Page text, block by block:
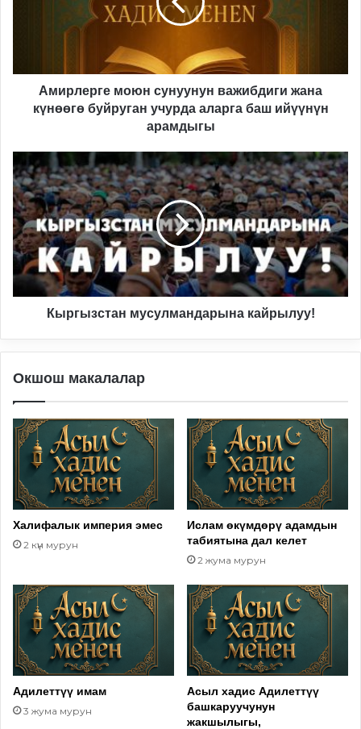
аларга
ийүүнүн
Амирлерге моюн сунуунун важибдиги жана
күнөөгө буйруган учурда аларга баш ийүүнүн
арамдыгы
Кыргызстан
мусулмандарына
кайрылуу!
Кыргызстан мусулмандарына кайрылуу!
Окшош макалалар
Халифалык империя эмес
2 күн мурун
Ислам өкүмдөрү адамдын
табиятына дал келет
2 жума мурун
Адилеттүү имам
3 жума мурун
Асыл хадис Адилеттүү
башкаруучунун
жакшылыгы,